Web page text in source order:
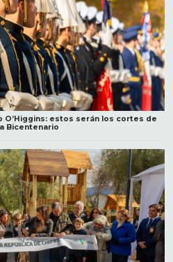
O’Higgins: estos serán los cortes de
Bicentenario